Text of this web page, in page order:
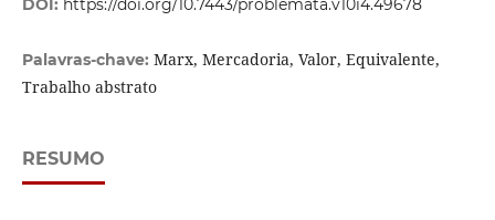
DOI: https://doi.org/10.7443/problemata.v10i4.49678
Palavras-chave: Marx, Mercadoria, Valor, Equivalente,
Trabalho abstrato
RESUMO